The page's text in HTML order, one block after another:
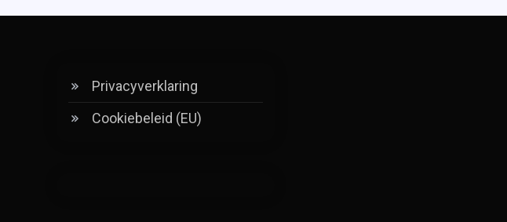
Privacyverklaring
Cookiebeleid (EU)